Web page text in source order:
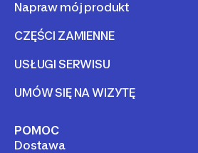
Napraw mój produkt
CZĘŚCI ZAMIENNE
USŁUGI SERWISU
UMÓW SIĘ NA WIZYTĘ
POMOC
Dostawa